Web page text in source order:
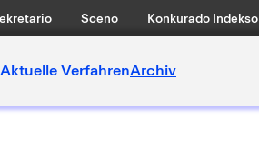
Sceno Konkurado Indekso
Aktuelle VerfahrenArchiv